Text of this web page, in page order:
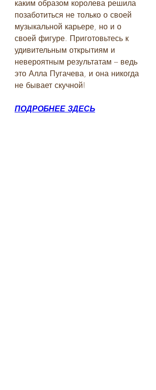
каким образом королева решила
позаботиться не только о своей
музыкальной карьере, но и о
своей фигуре. Приготовьтесь к
удивительным открытиям и
невероятным результатам – ведь
это Алла Пугачева, и она никогда
не бывает скучной!
ПОДРОБНЕЕ ЗДЕСЬ